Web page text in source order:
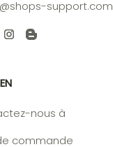
support.com
nous à
commande